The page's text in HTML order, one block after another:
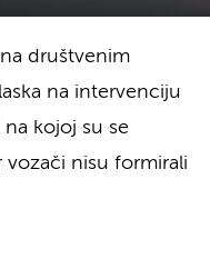
društvenim
na intervenciju
kojoj su se
nisu formirali